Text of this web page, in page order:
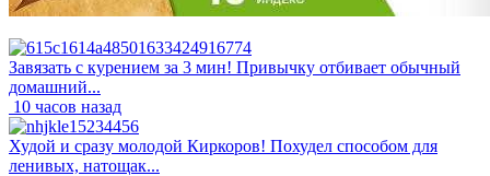
Завязать с курением за 3 мин! Привычку отбивает обычный
домашний...
10 часов назад
Худой и сразу молодой Киркоров! Похудел способом для
ленивых, натощак...